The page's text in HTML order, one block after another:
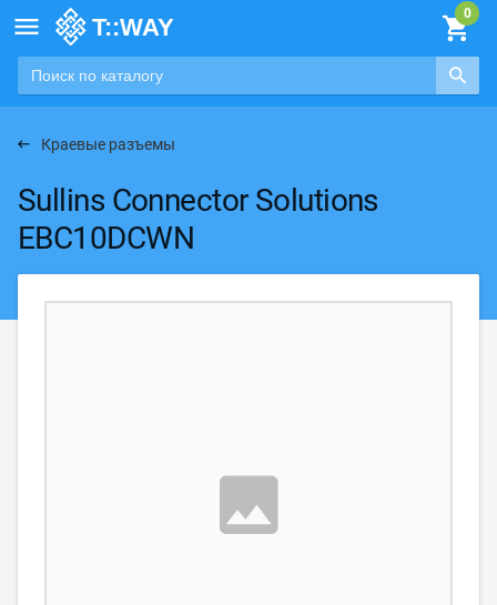

Краевые разъемы
Sullins Connector Solutions
EBC10DCWN